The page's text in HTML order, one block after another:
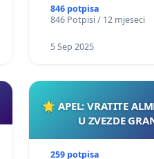
846 potpisa
846 Potpisi / 12 mjeseci
5 Sep 2025
🌟 APEL: VRATITE
U ZVEZDE
259 potpisa